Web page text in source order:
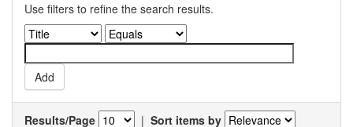
Use filters to refine the search results.
Results/Page | Sort items by